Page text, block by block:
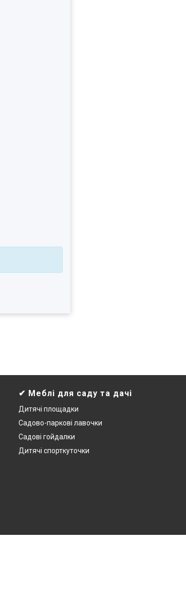
✔ Меблі для саду та дачі
Дитячі площадки
Садово-паркові лавочки
Садові гойдалки
Дитячі спорткуточки